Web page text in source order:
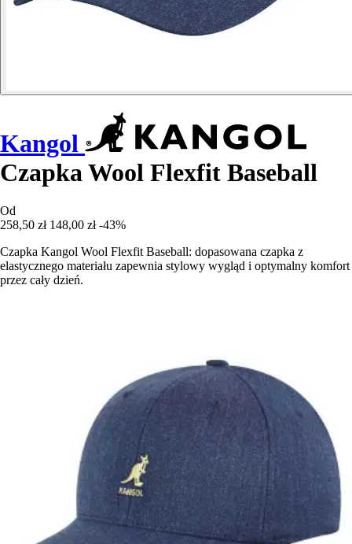
Kangol
Czapka Wool Flexfit Baseball
Od
258,50 zł 148,00 zł -43%
Czapka Kangol Wool Flexfit Baseball: dopasowana czapka z
elastycznego materiału zapewnia stylowy wygląd i optymalny komfort
przez cały dzień.